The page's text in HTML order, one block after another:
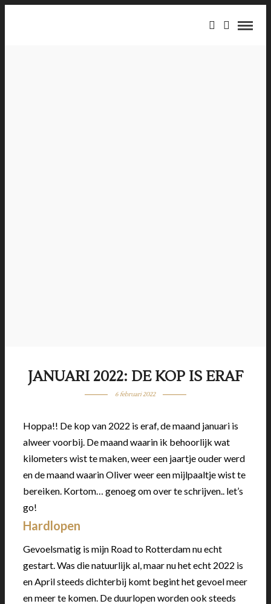
JANUARI 2022: DE KOP IS ERAF
6 februari 2022
Hoppa!! De kop van 2022 is eraf, de maand januari is
alweer voorbij. De maand waarin ik behoorlijk wat
kilometers wist te maken, weer een jaartje ouder werd
en de maand waarin Oliver weer een mijlpaaltje wist te
bereiken. Kortom… genoeg om over te schrijven.. let’s
go!
Hardlopen
Gevoelsmatig is mijn Road to Rotterdam nu echt
gestart. Was die natuurlijk al, maar nu het echt 2022 is
en April steeds dichterbij komt begint het gevoel meer
en meer te komen. De duurlopen worden ook steeds